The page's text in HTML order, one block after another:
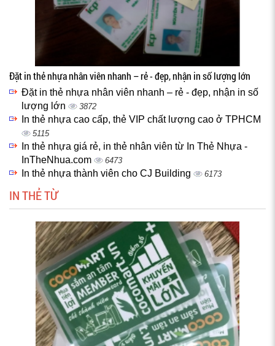
Đặt in thẻ nhựa nhân viên nhanh – rẻ - đẹp, nhận in số lượng lớn
Đặt in thẻ nhựa nhân viên nhanh – rẻ - đẹp, nhận in số
lượng lớn
3872
In thẻ nhựa cao cấp, thẻ VIP chất lượng cao ở TPHCM
5115
In thẻ nhựa giá rẻ, in thẻ nhân viên từ In Thẻ Nhựa -
InTheNhua.com
6473
In thẻ nhựa thành viên cho CJ Building 6173
IN THẺ TỪ